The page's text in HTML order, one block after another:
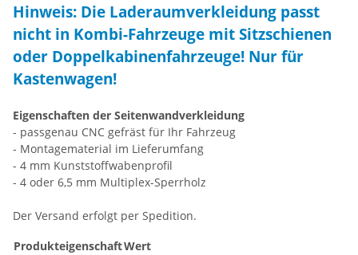
Hinweis: Die Laderaumverkleidung passt
nicht in Kombi-Fahrzeuge mit Sitzschienen
oder Doppelkabinenfahrzeuge! Nur für
Kastenwagen!
Eigenschaften der Seitenwandverkleidung
- passgenau CNC gefräst für Ihr Fahrzeug
- Montagematerial im Lieferumfang
- 4 mm Kunststoffwabenprofil
- 4 oder 6,5 mm Multiplex-Sperrholz
Der Versand erfolgt per Spedition.
ProdukteigenschaftWert